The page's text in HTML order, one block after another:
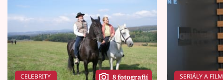
CELEBRITY 8 fotografií SERIÁLY A